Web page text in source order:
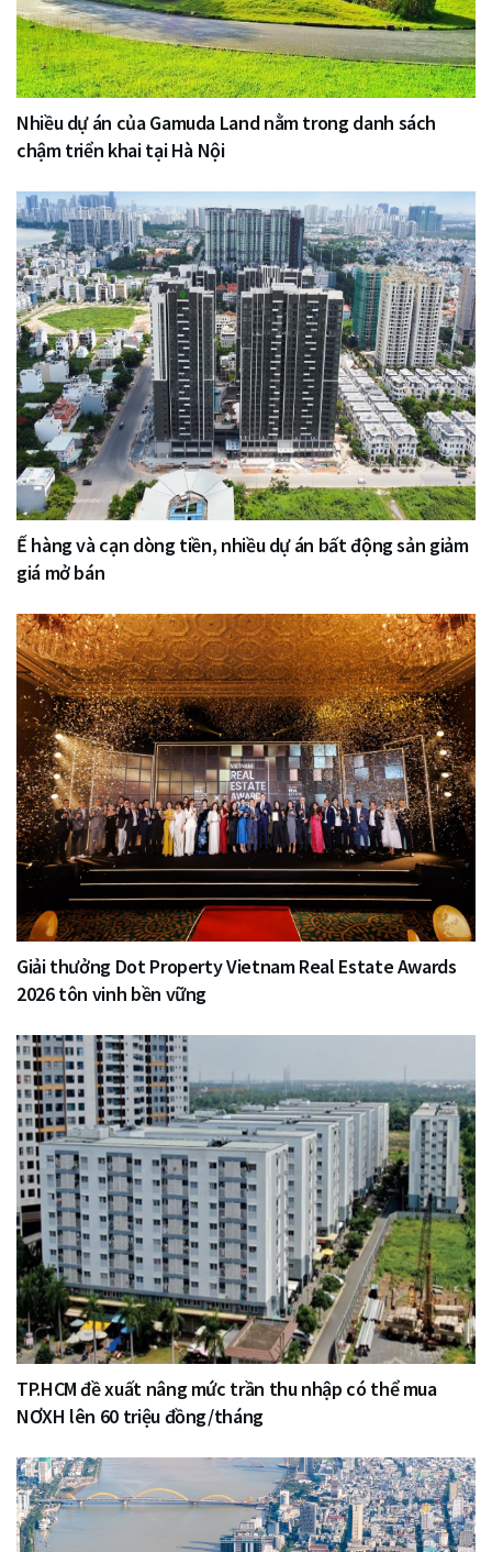
Nhiều dự án của Gamuda Land nằm trong danh sách
chậm triển khai tại Hà Nội
Ế hàng và cạn dòng tiền, nhiều dự án bất động sản giảm
giá mở bán
Giải thưởng Dot Property Vietnam Real Estate Awards
2026 tôn vinh bền vững
TP.HCM đề xuất nâng mức trần thu nhập có thể mua
NƠXH lên 60 triệu đồng/tháng